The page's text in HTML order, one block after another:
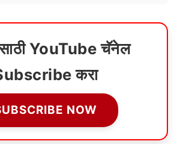
YouTube चॅनेल
करा
NOW